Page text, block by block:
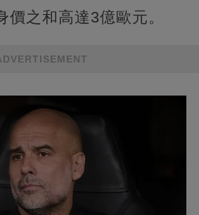
價之和高達3億歐元。